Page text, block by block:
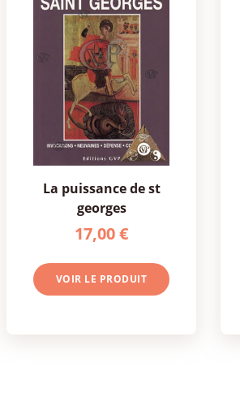
la puissance de st
georges
17,00 €
VOIR LE PRODUIT